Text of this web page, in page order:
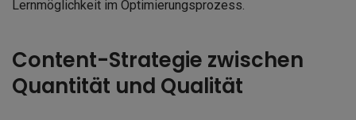
Lernmöglichkeit im Optimierungsprozess.
Content-Strategie zwischen
Quantität und Qualität